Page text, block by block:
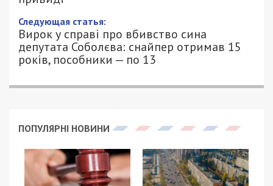
23/06/2025 - 14:55
ПЕТРО ЩУКІН - СПЕЦИАЛЬНО ДЛЯ
49000.COM.UA
838